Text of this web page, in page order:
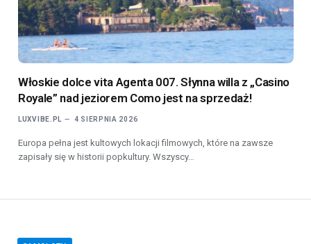
Włoskie dolce vita Agenta 007. Słynna willa z „Casino
Royale” nad jeziorem Como jest na sprzedaż!
LUXVIBE.PL 4 SIERPNIA 2026
Europa pełna jest kultowych lokacji filmowych, które na zawsze
zapisały się w historii popkultury. Wszyscy…